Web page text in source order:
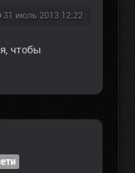
31 июль 2013 12:22
, чтобы